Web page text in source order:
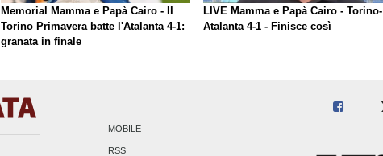
Memorial Mamma e Papà Cairo - Il
Torino Primavera batte l'Atalanta 4-1:
granata in finale
LIVE Mamma e Papà Cairo - Torino-
Atalanta 4-1 - Finisce così
MOBILE
RSS